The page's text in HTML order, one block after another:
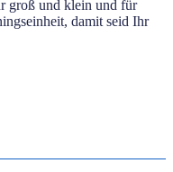
groß und klein und für
damit seid Ihr